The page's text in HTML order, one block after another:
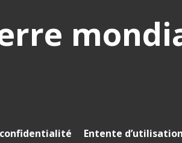
Entente d’utilisation